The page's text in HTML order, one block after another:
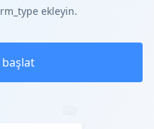
ekleyin.